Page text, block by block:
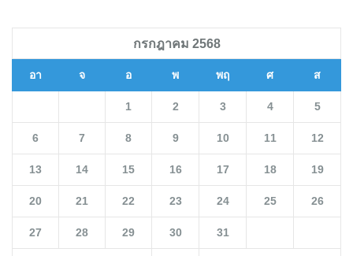
กรกฎาคม 2568
อา จ อ พ พฤ ศ ส
1 2 3 4 5
6 7 8 9 10 11 12
13 14 15 16 17 18 19
20 21 22 23 24 25 26
27 28 29 30 31